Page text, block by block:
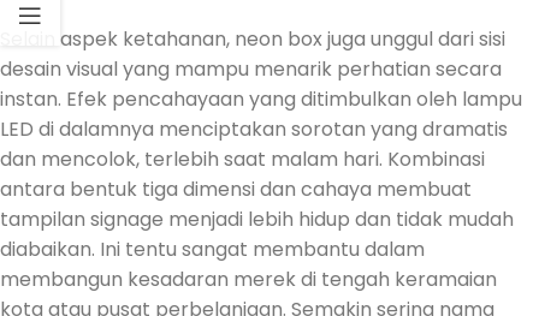
Selain aspek ketahanan, neon box juga unggul dari sisi
desain visual yang mampu menarik perhatian secara
instan. Efek pencahayaan yang ditimbulkan oleh lampu
LED di dalamnya menciptakan sorotan yang dramatis
dan mencolok, terlebih saat malam hari. Kombinasi
antara bentuk tiga dimensi dan cahaya membuat
tampilan signage menjadi lebih hidup dan tidak mudah
diabaikan. Ini tentu sangat membantu dalam
membangun kesadaran merek di tengah keramaian
kota atau pusat perbelanjaan. Semakin sering nama